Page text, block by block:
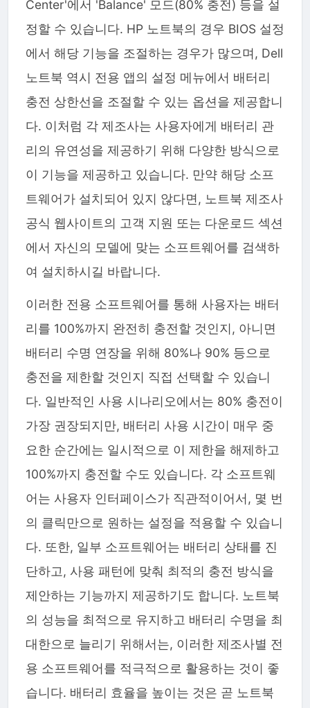
Center'에서 'Balance' 모드(80% 충전) 등을 설
정할 수 있습니다. HP 노트북의 경우 BIOS 설정
에서 해당 기능을 조절하는 경우가 많으며, Dell
노트북 역시 전용 앱의 설정 메뉴에서 배터리
충전 상한선을 조절할 수 있는 옵션을 제공합니
다. 이처럼 각 제조사는 사용자에게 배터리 관
리의 유연성을 제공하기 위해 다양한 방식으로
이 기능을 제공하고 있습니다. 만약 해당 소프
트웨어가 설치되어 있지 않다면, 노트북 제조사
공식 웹사이트의 고객 지원 또는 다운로드 섹션
에서 자신의 모델에 맞는 소프트웨어를 검색하
여 설치하시길 바랍니다.
이러한 전용 소프트웨어를 통해 사용자는 배터
리를 100%까지 완전히 충전할 것인지, 아니면
배터리 수명 연장을 위해 80%나 90% 등으로
충전을 제한할 것인지 직접 선택할 수 있습니
다. 일반적인 사용 시나리오에서는 80% 충전이
가장 권장되지만, 배터리 사용 시간이 매우 중
요한 순간에는 일시적으로 이 제한을 해제하고
100%까지 충전할 수도 있습니다. 각 소프트웨
어는 사용자 인터페이스가 직관적이어서, 몇 번
의 클릭만으로 원하는 설정을 적용할 수 있습니
다. 또한, 일부 소프트웨어는 배터리 상태를 진
단하고, 사용 패턴에 맞춰 최적의 충전 방식을
제안하는 기능까지 제공하기도 합니다. 노트북
의 성능을 최적으로 유지하고 배터리 수명을 최
대한으로 늘리기 위해서는, 이러한 제조사별 전
용 소프트웨어를 적극적으로 활용하는 것이 좋
습니다. 배터리 효율을 높이는 것은 곧 노트북